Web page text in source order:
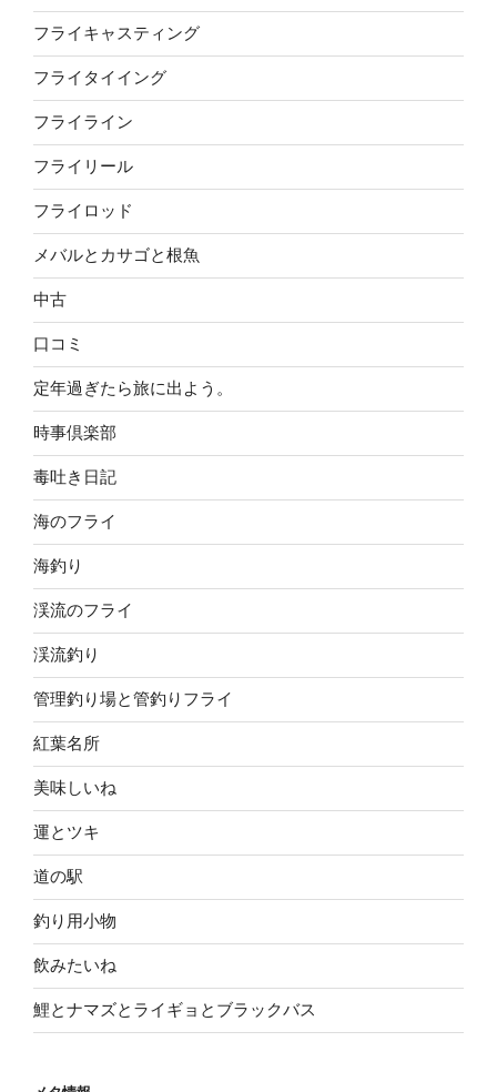
フライキャスティング
フライタイイング
フライライン
フライリール
フライロッド
メバルとカサゴと根魚
中古
口コミ
定年過ぎたら旅に出よう。
時事倶楽部
毒吐き日記
海のフライ
海釣り
渓流のフライ
渓流釣り
管理釣り場と管釣りフライ
紅葉名所
美味しいね
運とツキ
道の駅
釣り用小物
飲みたいね
鯉とナマズとライギョとブラックバス